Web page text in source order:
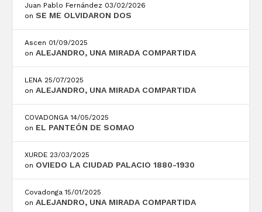
Juan Pablo Fernández 03/02/2026
onSE ME OLVIDARON DOS
Ascen 01/09/2025
onALEJANDRO, UNA MIRADA COMPARTIDA
LENA 25/07/2025
onALEJANDRO, UNA MIRADA COMPARTIDA
COVADONGA 14/05/2025
on EL PANTEÓN DE SOMAO
XURDE 23/03/2025
on OVIEDO LA CIUDAD PALACIO 1880-1930
Covadonga 15/01/2025
onALEJANDRO, UNA MIRADA COMPARTIDA